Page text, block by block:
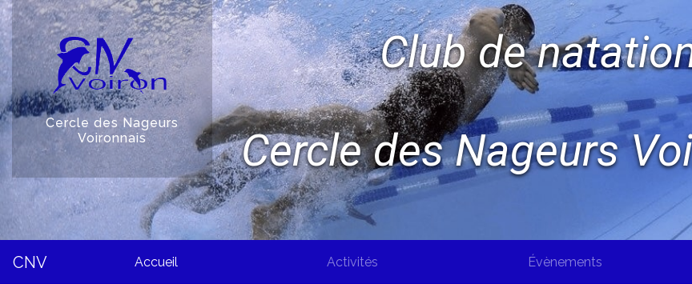
Cercle des Nageurs
Voironnais
Club de
Cercle des Nageurs
CNV Accueil Activités Évènements